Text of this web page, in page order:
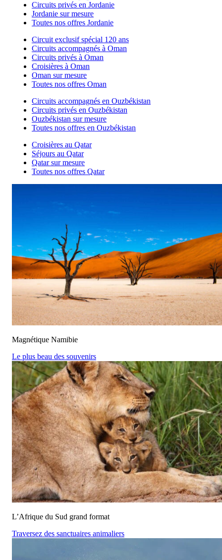
Circuits privés en Jordanie
Jordanie sur mesure
Toutes nos offres Jordanie
Circuit exclusif spécial 120 ans
Circuits accompagnés à Oman
Circuits privés à Oman
Croisières à Oman
Oman sur mesure
Toutes nos offres Oman
Circuits accompagnés en Ouzbékistan
Circuits privés en Ouzbékistan
Ouzbékistan sur mesure
Toutes nos offres en Ouzbékistan
Croisières au Qatar
Séjours au Qatar
Qatar sur mesure
Toutes nos offres Qatar
Magnétique Namibie
Le plus beau des souvenirs
L’Afrique du Sud grand format
Traversez des sanctuaires animaliers